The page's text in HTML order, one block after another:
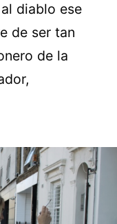
diablo ese
de ser tan
de la